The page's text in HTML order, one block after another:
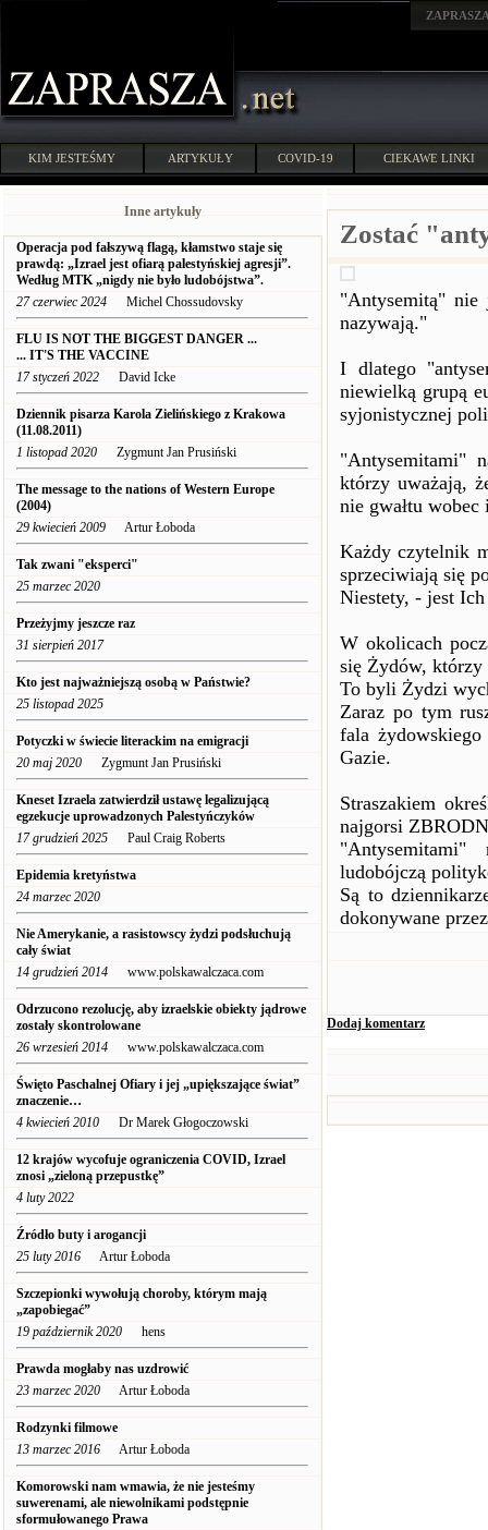
KIM JESTEŚMY ARTYKUŁY COVID-19 CIEKAWE LINKI
Inne artykuły
Operacja pod fałszywą flagą, kłamstwo staje się
prawdą: „Izrael jest ofiarą palestyńskiej agresji”.
Według MTK „nigdy nie było ludobójstwa”.
27 czerwiec 2024 Michel Chossudovsky
FLU IS NOT THE BIGGEST DANGER ...
... IT'S THE VACCINE
17 styczeń 2022 David Icke
Dziennik pisarza Karola Zielińskiego z Krakowa
(11.08.2011)
1 listopad 2020 Zygmunt Jan Prusiński
The message to the nations of Western Europe
(2004)
29 kwiecień 2009 Artur Łoboda
Tak zwani "eksperci"
25 marzec 2020
Przeżyjmy jeszcze raz
31 sierpień 2017
Kto jest najważniejszą osobą w Państwie?
25 listopad 2025
Potyczki w świecie literackim na emigracji
20 maj 2020 Zygmunt Jan Prusiński
Kneset Izraela zatwierdził ustawę legalizującą
egzekucje uprowadzonych Palestyńczyków
17 grudzień 2025 Paul Craig Roberts
Epidemia kretyństwa
24 marzec 2020
Nie Amerykanie, a rasistowscy żydzi podsłuchują
cały świat
14 grudzień 2014 www.polskawalczaca.com
Odrzucono rezolucję, aby izraelskie obiekty jądrowe
zostały skontrolowane
26 wrzesień 2014 www.polskawalczaca.com
Święto Paschalnej Ofiary i jej „upiększające świat”
znaczenie…
4 kwiecień 2010 Dr Marek Głogoczowski
12 krajów wycofuje ograniczenia COVID, Izrael
znosi „zieloną przepustkę”
4 luty 2022
Źródło buty i arogancji
25 luty 2016 Artur Łoboda
Szczepionki wywołują choroby, którym mają
„zapobiegać”
19 październik 2020 hens
Prawda mogłaby nas uzdrowić
23 marzec 2020 Artur Łoboda
Rodzynki filmowe
13 marzec 2016 Artur Łoboda
Komorowski nam wmawia, że nie jesteśmy
suwerenami, ale niewolnikami podstępnie
sformułowanego Prawa
Zostać
"Antysemitą"
nazywają."
I dlatego
niewielką grupą
syjonistycznej
"Antysemitami"
którzy uważają,
nie gwałtu wobec
Każdy czytelnik
sprzeciwiają się
Niestety, - jest
W okolicach
się Żydów,
To byli Żydzi
Zaraz po tym
fala
Gazie.
Straszakiem
najgorsi
"Antysemitami"
ludobójczą
Są to
dokonywane
Dodaj komentarz